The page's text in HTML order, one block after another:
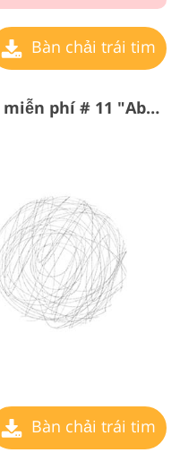
Bàn chải trái tim
Photoshop Heart Brushes miễn phí # 11 "Abstraction"
Bàn chải trái tim